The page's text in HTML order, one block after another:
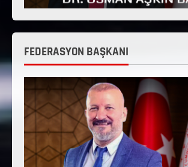
FEDERASYON BAŞKANI